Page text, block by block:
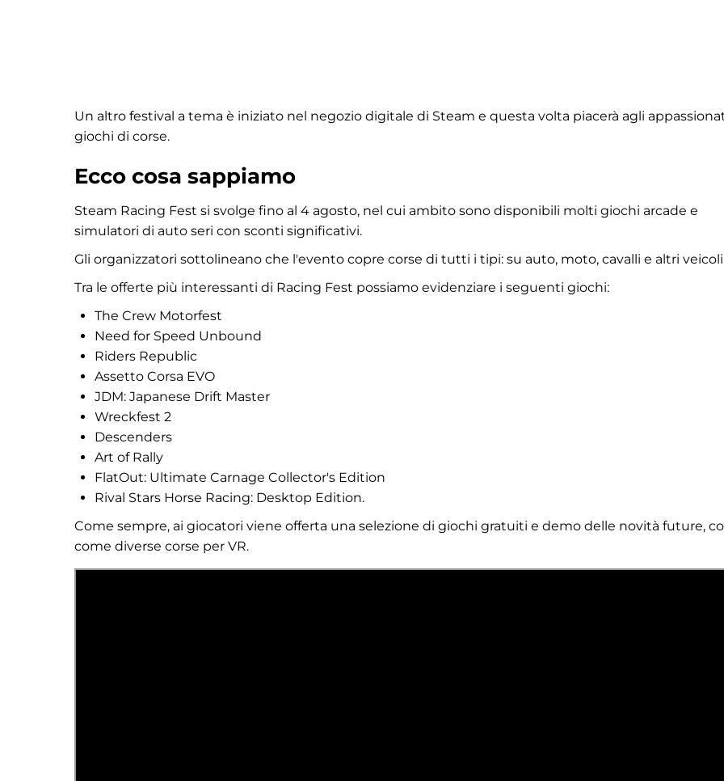
Un altro festival a tema è iniziato nel negozio digitale di Steam e questa volta piacerà agli
giochi di corse.
Ecco cosa sappiamo
Steam Racing Fest si svolge fino al 4 agosto, nel cui ambito sono disponibili molti giochi arcade e
simulatori di auto seri con sconti significativi.
Gli organizzatori sottolineano che l'evento copre corse di tutti i tipi: su auto, moto, cavalli e altri
Tra le offerte più interessanti di Racing Fest possiamo evidenziare i seguenti giochi:
The Crew Motorfest
Need for Speed Unbound
Riders Republic
Assetto Corsa EVO
JDM: Japanese Drift Master
Wreckfest 2
Descenders
Art of Rally
FlatOut: Ultimate Carnage Collector's Edition
Rival Stars Horse Racing: Desktop Edition.
Come sempre, ai giocatori viene offerta una selezione di giochi gratuiti e demo delle novità future,
come diverse corse per VR.